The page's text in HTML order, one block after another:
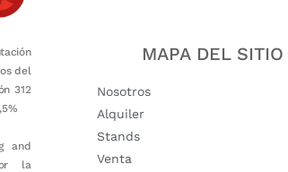
del
312
and
la
MAPA DEL SITIO
Nosotros
Alquiler
Stands
Venta